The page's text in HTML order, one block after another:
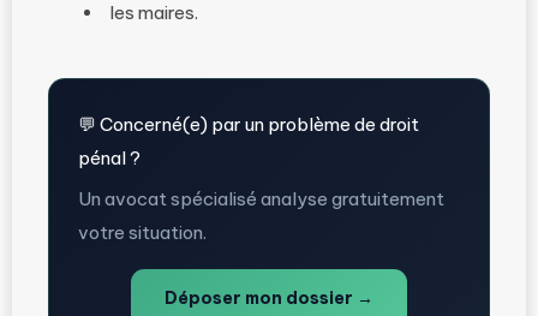
les maires.
💬 Concerné(e) par un problème de droit
pénal ?
Un avocat spécialisé analyse gratuitement
votre situation.
Déposer mon dossier →